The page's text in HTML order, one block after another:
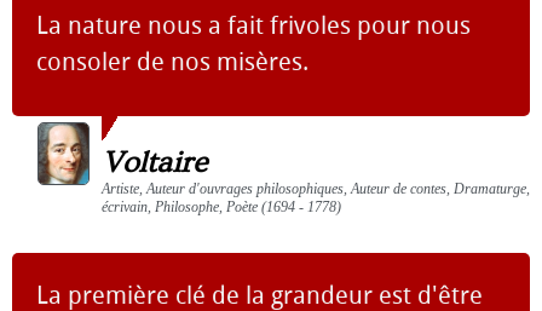
La nature nous a fait frivoles pour nous
consoler de nos misères.
Voltaire
Artiste, Auteur d'ouvrages philosophiques, Auteur de contes, Dramaturge,
écrivain, Philosophe, Poète (1694 - 1778)
La première clé de la grandeur est d'être